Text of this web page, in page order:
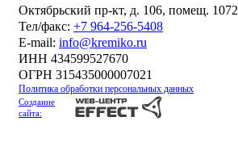
Октябрьский пр-кт, д. 106, помещ. 1072
Тел/факс: +7 964-256-5408
Е-mail: info@kremiko.ru
ИНН 434599527670
ОГРН 315435000007021
Политика обработки персональных данных
Создание
сайта: